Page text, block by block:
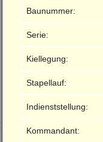
Baunummer:
Serie:
Kiellegung:
Stapellauf:
Indienststellung:
Kommandant: